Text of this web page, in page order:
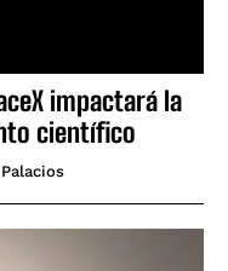
impactará la
científico